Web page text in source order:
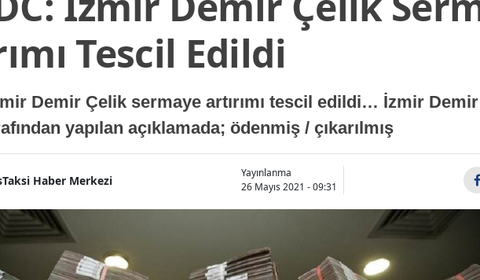
Tescil Edildi
Demir Çelik sermaye artırımı tescil edildi… İzmir
yapılan açıklamada; ödenmiş / çıkarılmış
Haber Merkezi
Yayınlanma
26 Mayıs 2021 - 09:31